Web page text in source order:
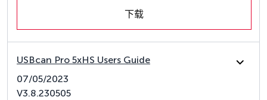
下载
USBcan Pro 5xHS Users Guide
07/05/2023
V3.8.230505